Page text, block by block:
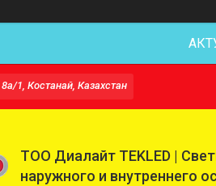
1, Костанай, Казахстан
ТОО Диалайт TEKLED |
наружного и внутреннего